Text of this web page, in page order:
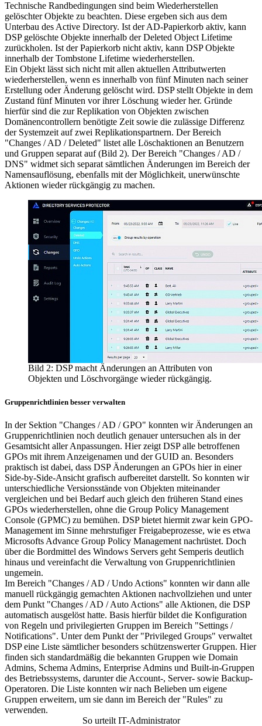
Technische Randbedingungen sind beim Wiederherstellen
gelöschter Objekte zu beachten. Diese ergeben sich aus dem
Unterbau des Active Directory. Ist der AD-Papierkorb aktiv, kann
DSP gelöschte Objekte innerhalb der Deleted Object Lifetime
zurückholen. Ist der Papierkorb nicht aktiv, kann DSP Objekte
innerhalb der Tombstone Lifetime wiederherstellen.
Ein Objekt lässt sich nicht mit allen aktuellen Attributwerten
wiederherstellen, wenn es innerhalb von fünf Minuten nach seiner
Erstellung oder Änderung gelöscht wird. DSP stellt Objekte in dem
Zustand fünf Minuten vor ihrer Löschung wieder her. Gründe
hierfür sind die zur Replikation von Objekten zwischen
Domänencontrollern benötigte Zeit sowie die zulässige Differenz
der Systemzeit auf zwei Replikationspartnern. Der Bereich
"Changes / AD / Deleted" listet alle Löschaktionen an Benutzern
und Gruppen separat auf (Bild 2). Der Bereich "Changes / AD /
DNS" widmet sich separat sämtlichen Änderungen im Bereich der
Namensauflösung, ebenfalls mit der Möglichkeit, unerwünschte
Aktionen wieder rückgängig zu machen.
Bild 2: DSP macht Änderungen an Attributen von
Objekten und Löschvorgänge wieder rückgängig.
Gruppenrichtlinien besser verwalten
In der Sektion "Changes / AD / GPO" konnten wir Änderungen an
Gruppenrichtlinien noch deutlich genauer untersuchen als in der
Gesamtsicht aller Anpassungen. Hier zeigt DSP alle betroffenen
GPOs mit ihrem Anzeigenamen und der GUID an. Besonders
praktisch ist dabei, dass DSP Änderungen an GPOs hier in einer
Side-by-Side-Ansicht grafisch aufbereitet darstellt. So konnten wir
unterschiedliche Versionsstände von Objekten miteinander
vergleichen und bei Bedarf auch gleich den früheren Stand eines
GPOs wiederherstellen, ohne die Group Policy Management
Console (GPMC) zu bemühen. DSP bietet hiermit zwar kein GPO-
Management im Sinne mehrstufiger Freigabeprozesse, wie es etwa
Microsofts Advance Group Policy Management nachrüstet. Doch
über die Bordmittel des Windows Servers geht Semperis deutlich
hinaus und vereinfacht die Verwaltung von Gruppenrichtlinien
ungemein.
Im Bereich "Changes / AD / Undo Actions" konnten wir dann alle
manuell rückgängig gemachten Aktionen nachvollziehen und unter
dem Punkt "Changes / AD / Auto Actions" alle Aktionen, die DSP
automatisch ausgelöst hatte. Basis hierfür bildet die Konfiguration
von Regeln und privilegierten Gruppen im Bereich "Settings /
Notifications". Unter dem Punkt der "Privileged Groups" verwaltet
DSP eine Liste sämtlicher besonders schützenswerter Gruppen. Hier
finden sich standardmäßig die bekannten Gruppen wie Domain
Admins, Schema Admins, Enterprise Admins und Built-in-Gruppen
des Betriebssystems, darunter die Account-, Server- sowie Backup-
Operatoren. Die Liste konnten wir nach Belieben um eigene
Gruppen erweitern, um sie dann im Bereich der "Rules" zu
verwenden.
So urteilt IT-Administrator